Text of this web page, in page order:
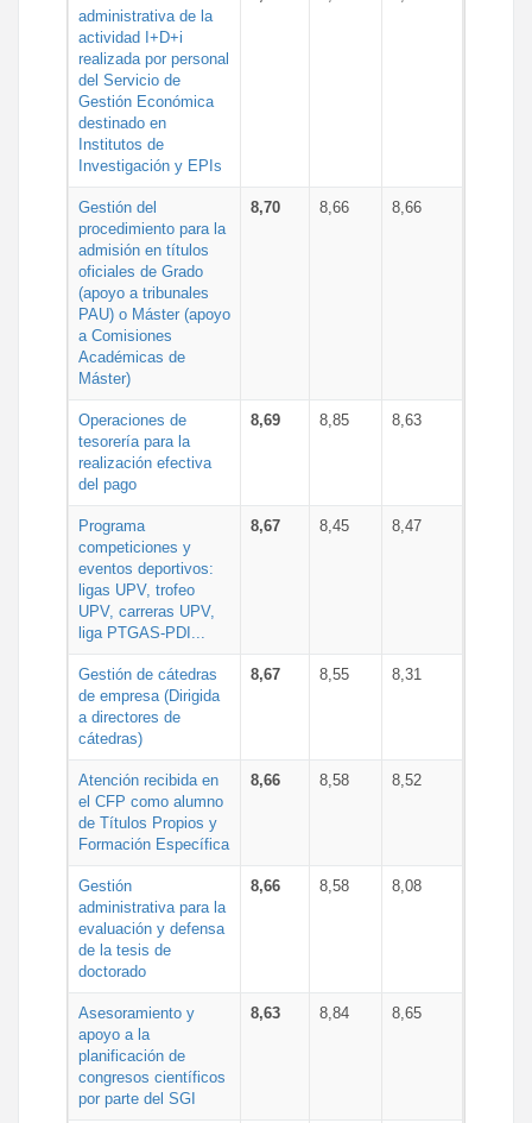
administrativa de la
actividad I+D+i
realizada por personal
del Servicio de
Gestión Económica
destinado en
Institutos de
Investigación y EPIs
Gestión del
procedimiento para la
admisión en títulos
oficiales de Grado
(apoyo a tribunales
PAU) o Máster (apoyo
a Comisiones
Académicas de
Máster)
8,70 8,66 8,66
Operaciones de
tesorería para la
realización efectiva
del pago
8,69 8,85 8,63
Programa
competiciones y
eventos deportivos:
ligas UPV, trofeo
UPV, carreras UPV,
liga PTGAS-PDI...
8,67 8,45 8,47
Gestión de cátedras
de empresa (Dirigida
a directores de
cátedras)
8,67 8,55 8,31
Atención recibida en
el CFP como alumno
de Títulos Propios y
Formación Específica
8,66 8,58 8,52
Gestión
administrativa para la
evaluación y defensa
de la tesis de
doctorado
8,66 8,58 8,08
Asesoramiento y
apoyo a la
planificación de
congresos científicos
por parte del SGI
8,63 8,84 8,65